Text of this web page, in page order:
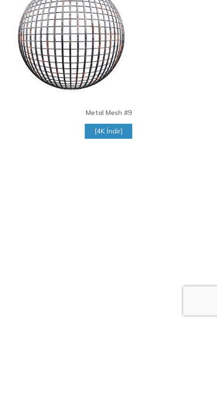
Metal Mesh #9
[4K İndir]